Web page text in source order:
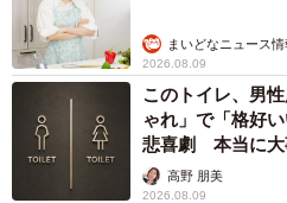
まいどなニュース
2026.08.09
このトイレ、男
ゃれ」で「格好
悲喜劇 本当に大
く…高野 朋美
2026.08.09